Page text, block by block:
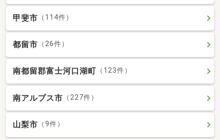
甲斐市 （114件）
都留市 （26件）
南都留郡富士河口湖町 （123件）
南アルプス市 （227件）
山梨市 （9件）